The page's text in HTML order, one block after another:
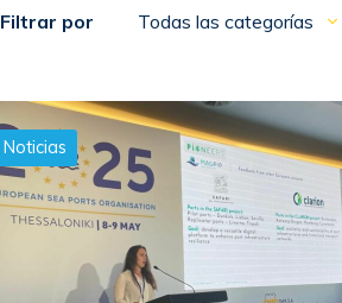
Filtrar por Todas las categorías
Noticias